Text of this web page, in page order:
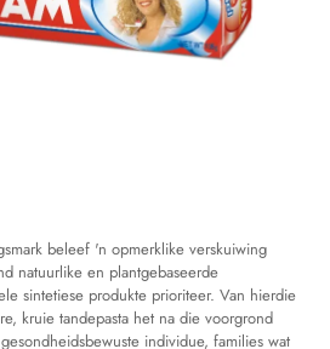
beleef 'n opmerklike verskuiwing
natuurlike en plantgebaseerde
sintetiese produkte prioriteer. Van hierdie
kruie tandepasta het na die voorgrond
individue, families wat